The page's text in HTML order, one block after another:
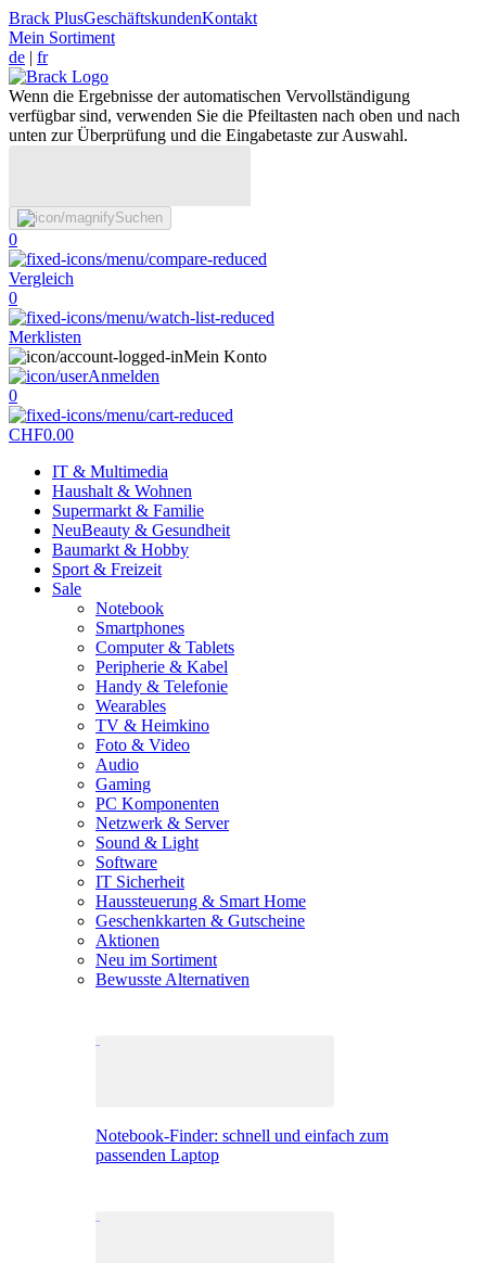
Brack PlusGeschäftskundenKontakt
Mein Sortiment
de | fr
Wenn die Ergebnisse der automatischen Vervollständigung
verfügbar sind, verwenden Sie die Pfeiltasten nach oben und nach
unten zur Überprüfung und die Eingabetaste zur Auswahl.
Suchen
0
Vergleich
0
Merklisten
Mein Konto
Anmelden
0
CHF0.00
IT & Multimedia
Haushalt & Wohnen
Supermarkt & Familie
NeuBeauty & Gesundheit
Baumarkt & Hobby
Sport & Freizeit
Sale
Notebook
Smartphones
Computer & Tablets
Peripherie & Kabel
Handy & Telefonie
Wearables
TV & Heimkino
Foto & Video
Audio
Gaming
PC Komponenten
Netzwerk & Server
Sound & Light
Software
IT Sicherheit
Haussteuerung & Smart Home
Geschenkkarten & Gutscheine
Aktionen
Neu im Sortiment
Bewusste Alternativen
Notebook-Finder: schnell und einfach zum
passenden Laptop